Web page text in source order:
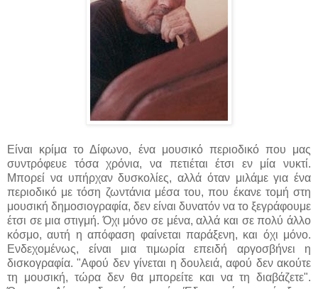
Είναι κρίμα το Δίφωνο, ένα μουσικό περιοδικό που μας
συντρόφευε τόσα χρόνια, να πετιέται έτσι εν μία νυκτί.
Μπορεί να υπήρχαν δυσκολίες, αλλά όταν μιλάμε για ένα
περιοδικό με τόση ζωντάνια μέσα του, που έκανε τομή στη
μουσική δημοσιογραφία, δεν είναι δυνατόν να το ξεγράφουμε
έτσι σε μια στιγμή. Όχι μόνο σε μένα, αλλά και σε πολύ άλλο
κόσμο, αυτή η απόφαση φαίνεται παράξενη, και όχι μόνο.
Ενδεχομένως, είναι μια τιμωρία επειδή αργοσβήνει η
δισκογραφία. "Αφού δεν γίνεται η δουλειά, αφού δεν ακούτε
τη μουσική, τώρα δεν θα μπορείτε και να τη διαβάζετε".